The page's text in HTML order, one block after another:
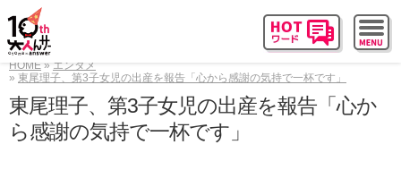
HOME
エンタメ
東尾理子、第3子女児の出産を報告「心から感謝の気持で一杯です」
東尾理子、第3子女児の出産を報告「心か
ら感謝の気持で一杯です」